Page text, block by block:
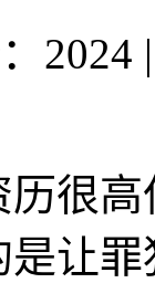
2024 |
高
让